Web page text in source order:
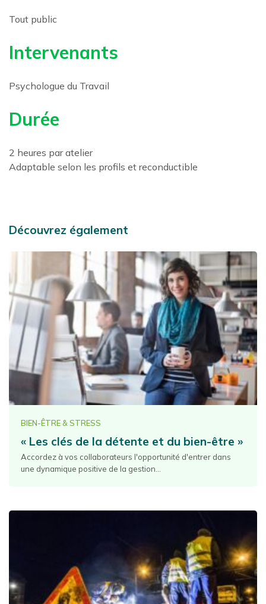
Tout public
Intervenants
Psychologue du Travail
Durée
2 heures par atelier
Adaptable selon les profils et reconductible
Découvrez également
BIEN-ÊTRE & STRESS
« Les clés de la détente et du bien-être »
Accordez à vos collaborateurs l'opportunité d'entrer dans
une dynamique positive de la gestion...